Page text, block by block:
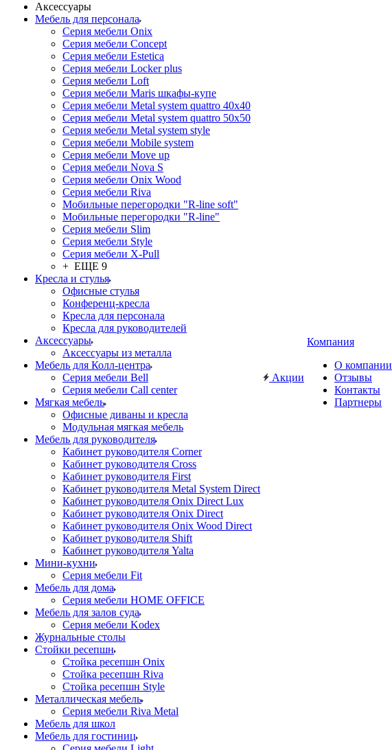
Аксессуары
Мебель для персонала
Серия мебели Onix
Серия мебели Concept
Серия мебели Estetica
Серия мебели Locker plus
Серия мебели Loft
Серия мебели Maris шкафы-купе
Серия мебели Metal system quattro 40x40
Серия мебели Metal system quattro 50x50
Серия мебели Metal system style
Серия мебели Mobile system
Серия мебели Move up
Серия мебели Nova S
Серия мебели Onix Wood
Серия мебели Riva
Мобильные перегородки "R-line soft"
Мобильные перегородки "R-line"
Серия мебели Slim
Серия мебели Style
Серия мебели X-Pull
+ ЕЩЕ 9
Кресла и стулья
Офисные стулья
Конференц-кресла
Кресла для персонала
Кресла для руководителей
Аксессуары
Аксессуары из металла
Мебель для Колл-центра
Серия мебели Bell
Серия мебели Call center
Мягкая мебель
Офисные диваны и кресла
Модульная мягкая мебель
Мебель для руководителя
Кабинет руководителя Corner
Кабинет руководителя Cross
Кабинет руководителя First
Кабинет руководителя Metal System Direct
Кабинет руководителя Onix Direct Lux
Кабинет руководителя Onix Direct
Кабинет руководителя Onix Wood Direct
Кабинет руководителя Shift
Кабинет руководителя Yalta
Мини-кухни
Серия мебели Fit
Мебель для дома
Серия мебели HOME OFFICE
Мебель для залов суда
Серия мебели Kodex
Журнальные столы
Стойки ресепшн
Стойка ресепшн Onix
Стойка ресепшн Riva
Стойка ресепшн Style
Металлическая мебель
Серия мебели Riva Metal
Мебель для школ
Мебель для гостиниц
Акции
Компания
О компании
Отзывы
Контакты
Партнеры